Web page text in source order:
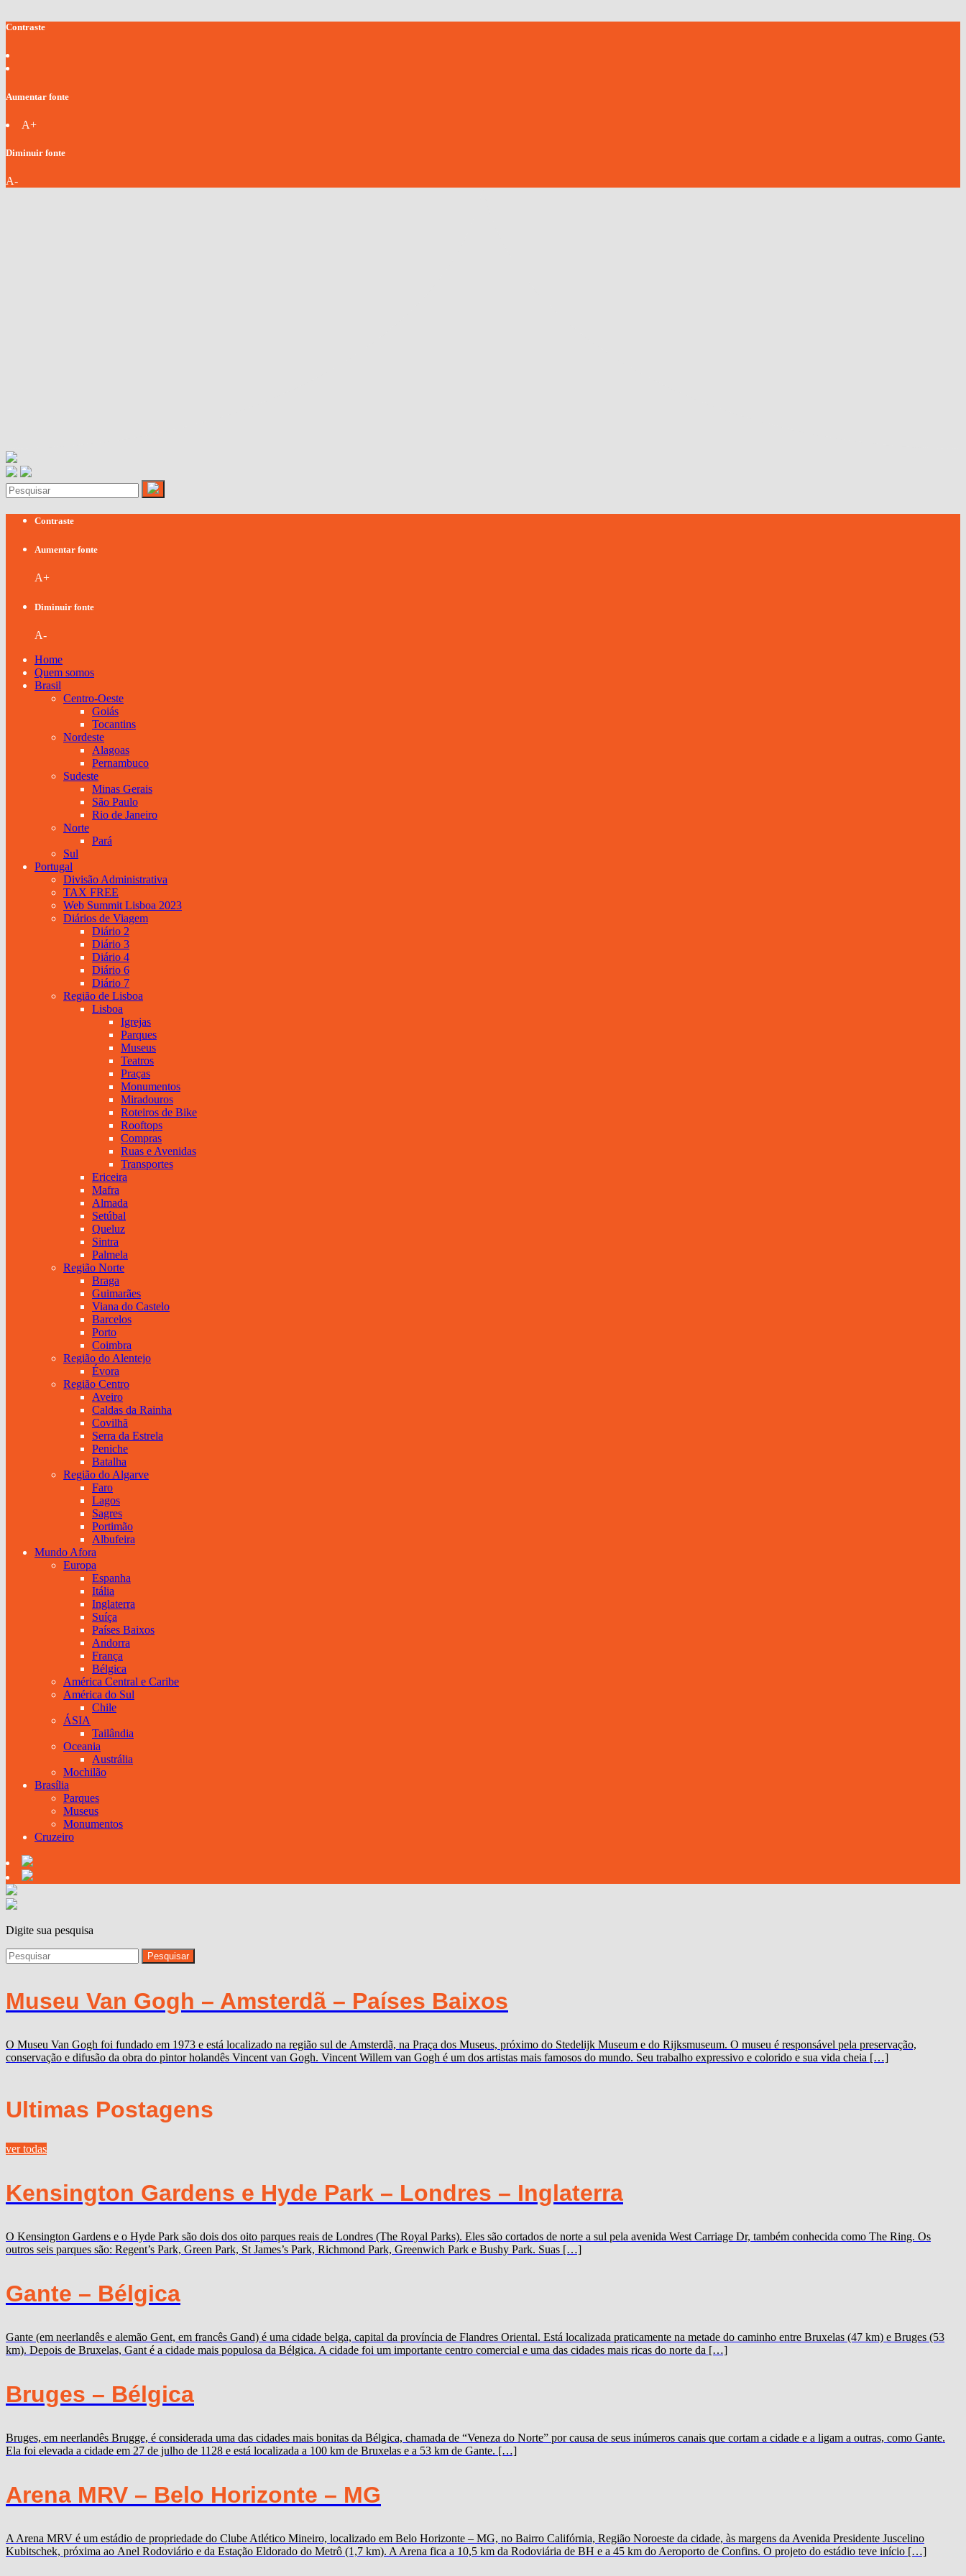
Contraste
Aumentar fonte
A+
Diminuir fonte
A-
Contraste
Aumentar fonte
A+
Diminuir fonte
A-
Home
Quem somos
Brasil
Centro-Oeste
Goiás
Tocantins
Nordeste
Alagoas
Pernambuco
Sudeste
Minas Gerais
São Paulo
Rio de Janeiro
Norte
Pará
Sul
Portugal
Divisão Administrativa
TAX FREE
Web Summit Lisboa 2023
Diários de Viagem
Diário 2
Diário 3
Diário 4
Diário 6
Diário 7
Região de Lisboa
Lisboa
Igrejas
Parques
Museus
Teatros
Praças
Monumentos
Miradouros
Roteiros de Bike
Rooftops
Compras
Ruas e Avenidas
Transportes
Ericeira
Mafra
Almada
Setúbal
Queluz
Sintra
Palmela
Região Norte
Braga
Guimarães
Viana do Castelo
Barcelos
Porto
Coimbra
Região do Alentejo
Évora
Região Centro
Aveiro
Caldas da Rainha
Covilhã
Serra da Estrela
Peniche
Batalha
Região do Algarve
Faro
Lagos
Sagres
Portimão
Albufeira
Mundo Afora
Europa
Espanha
Itália
Inglaterra
Suíça
Países Baixos
Andorra
França
Bélgica
América Central e Caribe
América do Sul
Chile
ÁSIA
Tailândia
Oceania
Austrália
Mochilão
Brasília
Parques
Museus
Monumentos
Cruzeiro
Digite sua pesquisa
Museu Van Gogh – Amsterdã – Países Baixos
O Museu Van Gogh foi fundado em 1973 e está localizado na região sul de Amsterdã, na Praça dos Museus, próximo do Stedelijk Museum e do Rijksmuseum. O museu é responsável pela preservação,
conservação e difusão da obra do pintor holandês Vincent van Gogh. Vincent Willem van Gogh é um dos artistas mais famosos do mundo. Seu trabalho expressivo e colorido e sua vida cheia […]
Ultimas Postagens
ver todas
Kensington Gardens e Hyde Park – Londres – Inglaterra
O Kensington Gardens e o Hyde Park são dois dos oito parques reais de Londres (The Royal Parks). Eles são cortados de norte a sul pela avenida West Carriage Dr, também conhecida como The Ring. Os
outros seis parques são: Regent’s Park, Green Park, St James’s Park, Richmond Park, Greenwich Park e Bushy Park. Suas […]
Gante – Bélgica
Gante (em neerlandês e alemão Gent, em francês Gand) é uma cidade belga, capital da província de Flandres Oriental. Está localizada praticamente na metade do caminho entre Bruxelas (47 km) e Bruges (53
km). Depois de Bruxelas, Gant é a cidade mais populosa da Bélgica. A cidade foi um importante centro comercial e uma das cidades mais ricas do norte da […]
Bruges – Bélgica
Bruges, em neerlandês Brugge, é considerada uma das cidades mais bonitas da Bélgica, chamada de “Veneza do Norte” por causa de seus inúmeros canais que cortam a cidade e a ligam a outras, como Gante.
Ela foi elevada a cidade em 27 de julho de 1128 e está localizada a 100 km de Bruxelas e a 53 km de Gante. […]
Arena MRV – Belo Horizonte – MG
A Arena MRV é um estádio de propriedade do Clube Atlético Mineiro, localizado em Belo Horizonte – MG, no Bairro Califórnia, Região Noroeste da cidade, às margens da Avenida Presidente Juscelino
Kubitschek, próxima ao Anel Rodoviário e da Estação Eldorado do Metrô (1,7 km). A Arena fica a 10,5 km da Rodoviária de BH e a 45 km do Aeroporto de Confins. O projeto do estádio teve início […]